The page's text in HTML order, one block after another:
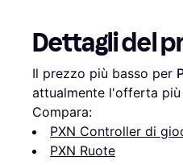
Dettagli del
Il prezzo più basso per
attualmente l'offerta
Compara:
PXN Controller di
PXN Ruote